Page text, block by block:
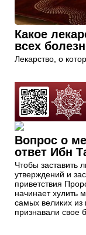
Какое
всех
Лекарство, о
Вопрос о
ответ Ибн
Чтобы заставить
утверждений и
приветствия
начинает хулить
самых великих из
признавали свое